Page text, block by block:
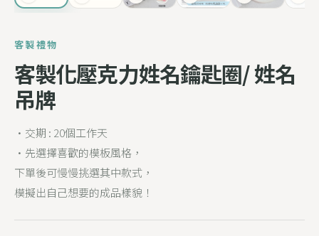
客製禮物
客製化壓克力姓名鑰匙圈/ 姓名
吊牌
•交期 : 20個工作天
•先選擇喜歡的模板風格，
下單後可慢慢挑選其中款式，
模擬出自己想要的成品樣貌！